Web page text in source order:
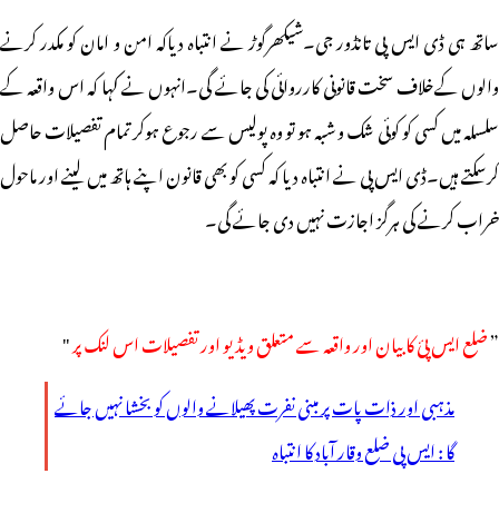
ساتھ ہی ڈی ایس پی تانڈور جی۔شیکھرگوڑ نے انتباہ دیاکہ امن و امان کو مکدر کرنے
والوں کےخلاف سخت قانونی کارروائی کی جائے گی۔انہوں نے کہا کہ اس واقعہ کے
سلسلہ میں کسی کو کوئی شک و شبہ ہو تو وہ پولیس سے رجوع ہوکر تمام تفصیلات حاصل
کرسکتے ہیں۔ڈی ایس پی نے انتباہ دیا کہ کسی کو بھی قانون اپنے ہاتھ میں لینے اور ماحول
خراب کرنے کی ہرگز اجازت نہیں دی جائے گی۔
”ضلع ایس پئ کا بیان اور واقعہ سے متعلق ویڈیو اور تفصیلات اس لنک پر"
مذہبی اور ذات پات پر مبنی نفرت پھیلانے والوں کو بخشا نہیں جائے
گا : ایس پی ضلع وقار آباد کا انتباہ